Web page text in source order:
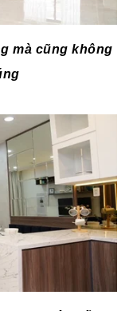
mà cũng không